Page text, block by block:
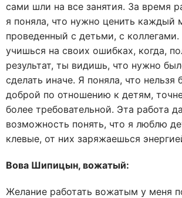
сами шли на все занятия. За время
я поняла, что нужно ценить каждый
проведенный с детьми, с
учишься на своих ошибках, когда,
результат, ты видишь, что нужно
сделать иначе. Я поняла, что
доброй по отношению к детям,
более требовательной. Эта работа
возможность понять, что я люблю
клевые, от них заряжаешься
Вова Шипицын, вожатый:
Желание работать вожатым у меня